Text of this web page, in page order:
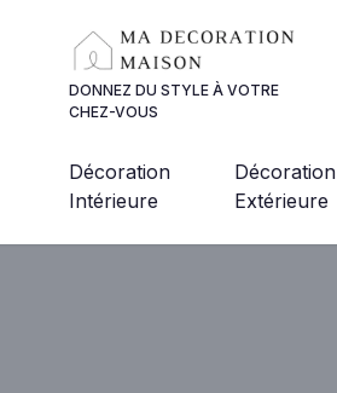
DONNEZ DU STYLE À VOTRE
CHEZ-VOUS
Décoration
Intérieure
Décoration
Extérieure